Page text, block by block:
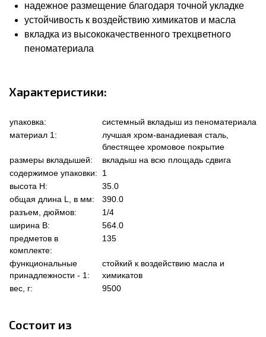
надежное размещение благодаря точной укладке
устойчивость к воздействию химикатов и масла
вкладка из высококачественного трехцветного
пеноматериала
Характеристики:
упаковка:
системный вкладыш из пеноматериала
материал 1:
лучшая хром-ванадиевая сталь,
блестящее хромовое покрытие
размеры вкладышей:
вкладыш на всю площадь сдвига
содержимое упаковки:
1
высота Н:
35.0
общая длина L, в мм:
390.0
разъем, дюймов:
1/4
ширина В:
564.0
предметов в
комплекте:
135
функциональные
принадлежности - 1:
стойкий к воздействию масла и
химикатов
вес, г:
9500
Состоит из